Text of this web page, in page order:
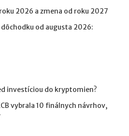
2026 a zmena od roku 2027
od augusta 2026:
investíciou do kryptomien?
vybrala 10 finálnych návrhov,